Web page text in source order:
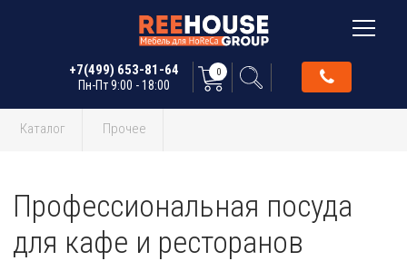
+7(499) 653-81-64
Пн-Пт 9:00 - 18:00
0
Каталог Прочее
Профессиональная посуда
для кафе и ресторанов